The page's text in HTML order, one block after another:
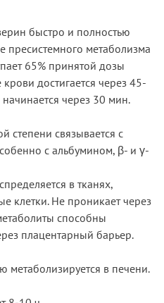
быстро и полностью
пресистемного метаболизма
65% принятой дозы
достигается через 45-
через 30 мин.
степени связывается с
с альбумином, β- и γ-
в тканях,
клетки. Не проникает через
способны
плацентарный барьер.
метаболизируется в печени.